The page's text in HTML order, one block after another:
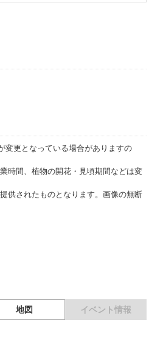
変更となっている場合がありますの
時間、植物の開花・見頃期間などは変
供されたものとなります。画像の無断
地図 イベント情報